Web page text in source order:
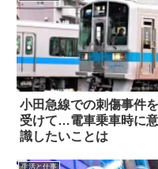
小田急線での刺傷事件を
受けて…電車乗車時に意
識したいことは
生活と仕事